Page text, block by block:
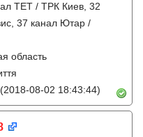
ТЕТ / ТРК Киев, 32
37 канал Ютар /
область
(2018-08-02 18:43:44)